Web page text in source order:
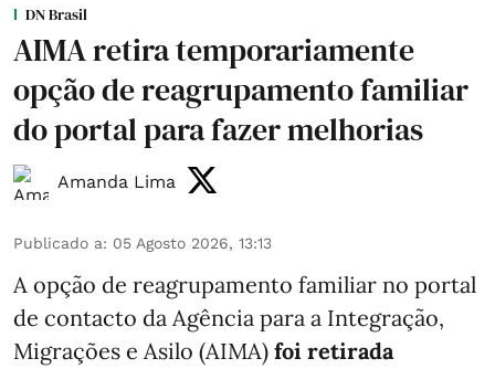
DN Brasil
AIMA retira temporariamente
opção de reagrupamento familiar
do portal para fazer melhorias
Amanda Lima
Publicado a: 05 Agosto 2026, 13:13
A opção de reagrupamento familiar no portal
de contacto da Agência para a Integração,
Migrações e Asilo (AIMA) foi retirada